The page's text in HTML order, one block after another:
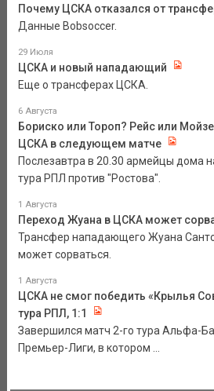
Почему ЦСКА отказался от
Данные Bobsoccer.
29 Июля
ЦСКА и новый нападающий
Еще о трансферах ЦСКА.
6 Августа
Бориско или Тороп? Рейс или
ЦСКА в следующем матче
Послезавтра в 20.30 армейцы дома
тура РПЛ против "Ростова".
1 Августа
Переход Жуана в ЦСКА может
Трансфер нападающего Жуана
может сорваться.
1 Августа
ЦСКА не смог победить «Крылья
тура РПЛ, 1:1
Завершился матч 2-го тура Альфа-
Премьер-Лиги, в котором ...